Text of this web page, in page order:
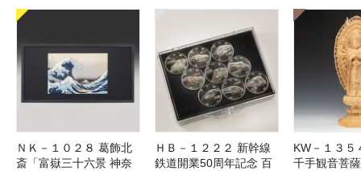
ＮＫ－１０２８ 葛飾北
斎「富嶽三十六景 神奈
ＨＢ－１２２２ 新幹線
鉄道開業50周年記念 百
KW－１３
千手観音菩